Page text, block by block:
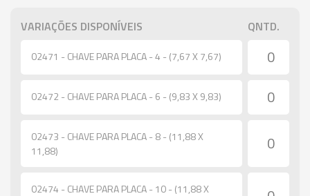
VARIAÇÕES DISPONÍVEIS QNTD.
02471 - CHAVE PARA PLACA - 4 - (7,67 X 7,67)
02472 - CHAVE PARA PLACA - 6 - (9,83 X 9,83)
02473 - CHAVE PARA PLACA - 8 - (11,88 X
11,88)
02474 - CHAVE PARA PLACA - 10 - (11,88 X